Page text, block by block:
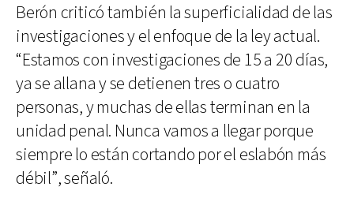
Berón criticó también la superficialidad de las
investigaciones y el enfoque de la ley actual.
“Estamos con investigaciones de 15 a 20 días,
ya se allana y se detienen tres o cuatro
personas, y muchas de ellas terminan en la
unidad penal. Nunca vamos a llegar porque
siempre lo están cortando por el eslabón más
débil”, señaló.